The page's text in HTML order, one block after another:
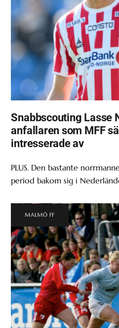
Snabbscouting Lasse
anfallaren som MFF
intresserade av
PLUS. Den bastante
period bakom sig i
MALMÖ FF